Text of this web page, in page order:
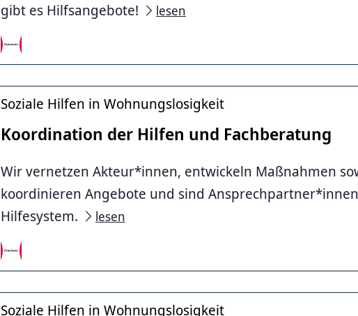
gibt es Hilfsangebote!
lesen
Soziale Hilfen in Wohnungslosigkeit
Koordination der Hilfen und Fachberatung
Wir vernetzen Akteur*innen, entwickeln Maßnahmen
koordinieren Angebote und sind
Hilfesystem.
lesen
Soziale Hilfen in Wohnungslosigkeit